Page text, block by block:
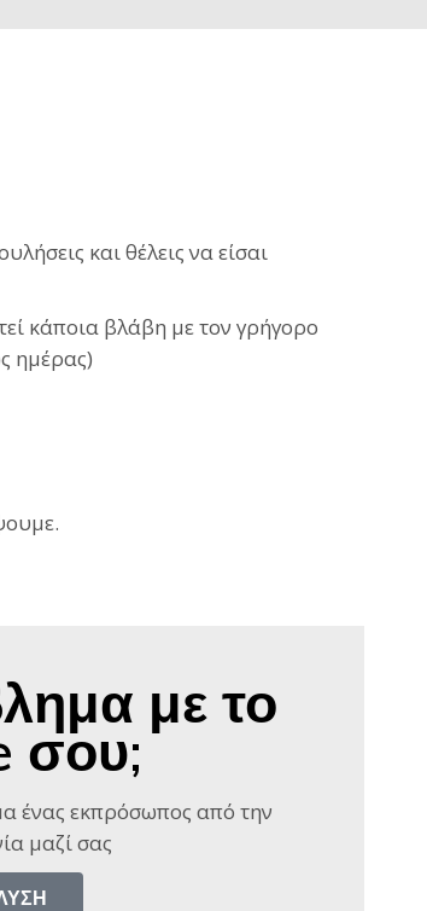
και θέλεις να είσαι
κάποια βλάβη με τον γρήγορο
ημέρας)
με το
σου;
ένας εκπρόσωπος από την
μαζί σας​